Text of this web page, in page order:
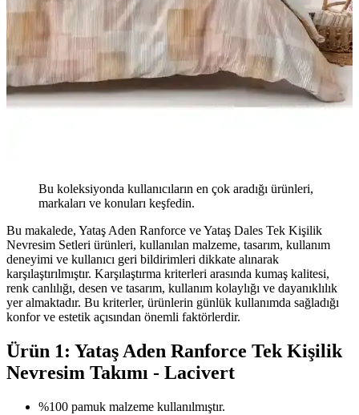
Bu koleksiyonda kullanıcıların en çok aradığı ürünleri,
markaları ve konuları keşfedin.
Bu makalede, Yataş Aden Ranforce ve Yataş Dales Tek Kişilik
Nevresim Setleri ürünleri, kullanılan malzeme, tasarım, kullanım
deneyimi ve kullanıcı geri bildirimleri dikkate alınarak
karşılaştırılmıştır. Karşılaştırma kriterleri arasında kumaş kalitesi,
renk canlılığı, desen ve tasarım, kullanım kolaylığı ve dayanıklılık
yer almaktadır. Bu kriterler, ürünlerin günlük kullanımda sağladığı
konfor ve estetik açısından önemli faktörlerdir.
Ürün 1: Yataş Aden Ranforce Tek Kişilik
Nevresim Takımı - Lacivert
%100 pamuk malzeme kullanılmıştır.